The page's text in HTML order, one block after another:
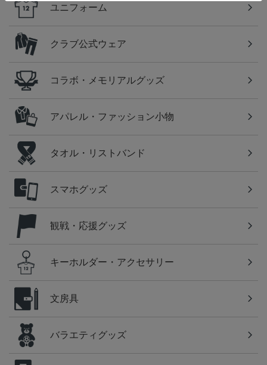
ユニフォーム
クラブ公式ウェア
コラボ・メモリアルグッズ
アパレル・ファッション小物
タオル・リストバンド
スマホグッズ
観戦・応援グッズ
キーホルダー・アクセサリー
文房具
バラエティグッズ